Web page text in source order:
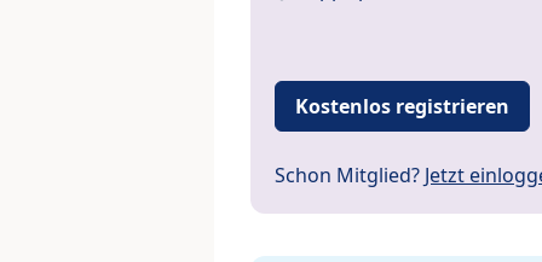
Kostenlos registrieren
Schon Mitglied? Jetzt